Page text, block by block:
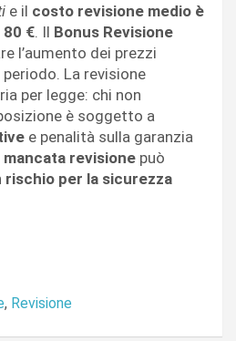
e il costo revisione medio è
€. Il Bonus Revisione
l’aumento dei prezzi
La revisione
per legge: chi non
è soggetto a
e penalità sulla garanzia
mancata revisione può
rischio per la sicurezza
, Revisione